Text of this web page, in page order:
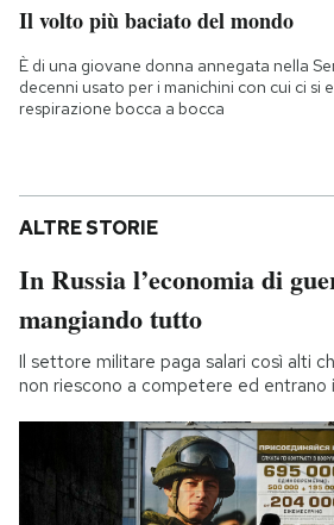
Il volto più baciato del mondo
È di una giovane donna annegata nella
decenni usato per i manichini con cui ci si
respirazione bocca a bocca
ALTRE STORIE
In Russia l’economia di
mangiando tutto
Il settore militare paga salari così alti
non riescono a competere ed entrano